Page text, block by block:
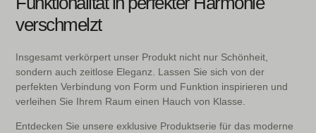
verschmelzt
Insgesamt verkörpert unser Produkt nicht nur Schönheit,
sondern auch zeitlose Eleganz. Lassen Sie sich von der
perfekten Verbindung von Form und Funktion inspirieren und
verleihen Sie Ihrem Raum einen Hauch von Klasse.
Entdecken Sie unsere exklusive Produktserie für das moderne